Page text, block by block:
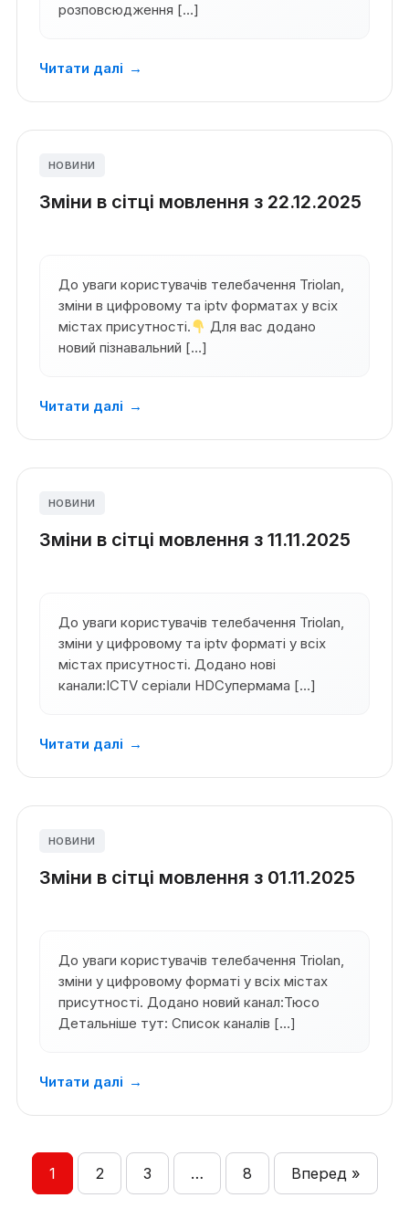
розповсюдження […]
Читати далі →
НОВИНИ
Зміни в сітці мовлення з 22.12.2025
До уваги користувачів телебачення Triolan,
зміни в цифровому та iptv форматах у всіх
містах присутності.
Для вас додано
новий пізнавальний […]
Читати далі →
НОВИНИ
Зміни в сітці мовлення з 11.11.2025
До уваги користувачів телебачення Triolan,
зміни у цифровому та iptv форматі у всіх
містах присутності. Додано нові
канали:ICTV серіали HDСупермама […]
Читати далі →
НОВИНИ
Зміни в сітці мовлення з 01.11.2025
До уваги користувачів телебачення Triolan,
зміни у цифровому форматі у всіх містах
присутності. Додано новий канал:Тюсо
Детальніше тут: Список каналів […]
Читати далі →
1 2 3 … 8 Вперед »